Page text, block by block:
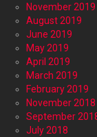
November 2019
August 2019
June 2019
May 2019
April 2019
March 2019
February 2019
November 2018
September
July 2018